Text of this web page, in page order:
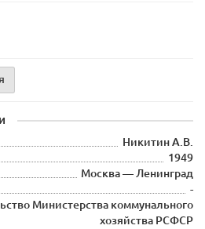
Никитин А.В.
1949
Москва — Ленинград
-
Министерства коммунального
хозяйства РСФСР